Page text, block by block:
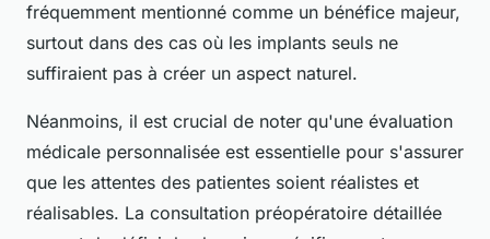
fréquemment mentionné comme un bénéfice majeur,
surtout dans des cas où les implants seuls ne
suffiraient pas à créer un aspect naturel.
Néanmoins, il est crucial de noter qu'une évaluation
médicale personnalisée est essentielle pour s'assurer
que les attentes des patientes soient réalistes et
réalisables. La consultation préopératoire détaillée